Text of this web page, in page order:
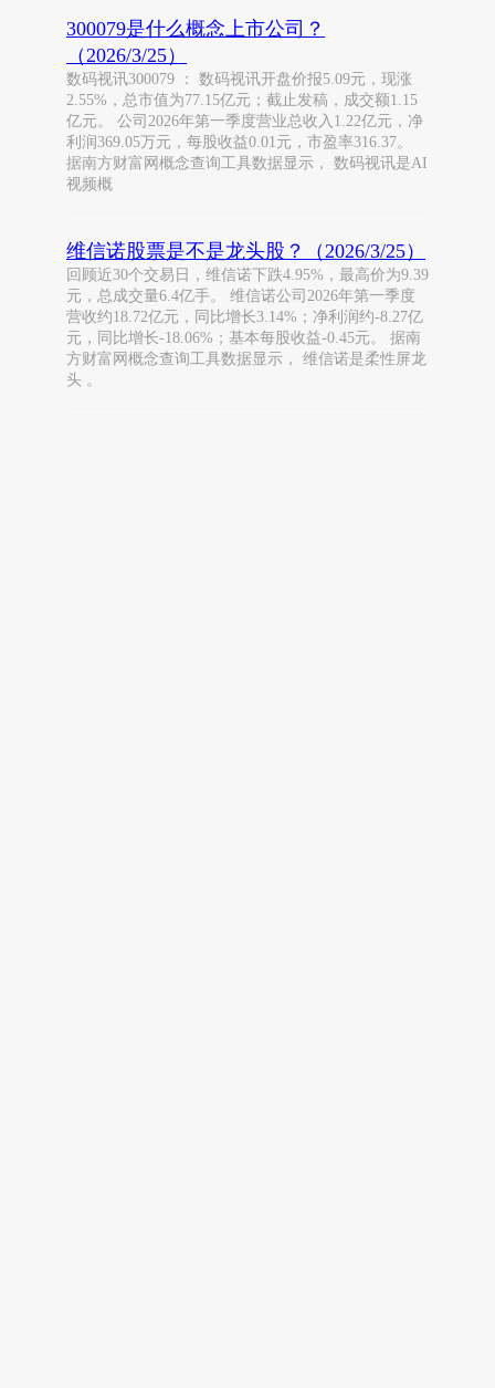
300079是什么概念上市公司？
（2026/3/25）
数码视讯300079 ： 数码视讯开盘价报5.09元，现涨
2.55%，总市值为77.15亿元；截止发稿，成交额1.15
亿元。 公司2026年第一季度营业总收入1.22亿元，净
利润369.05万元，每股收益0.01元，市盈率316.37。
据南方财富网概念查询工具数据显示， 数码视讯是AI
视频概
维信诺股票是不是龙头股？（2026/3/25）
回顾近30个交易日，维信诺下跌4.95%，最高价为9.39
元，总成交量6.4亿手。 维信诺公司2026年第一季度
营收约18.72亿元，同比增长3.14%；净利润约-8.27亿
元，同比增长-18.06%；基本每股收益-0.45元。 据南
方财富网概念查询工具数据显示， 维信诺是柔性屏龙
头 。